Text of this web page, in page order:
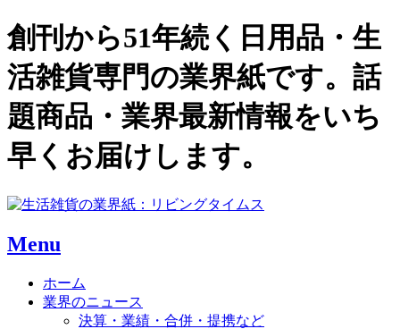
創刊から51年続く日用品・生
活雑貨専門の業界紙です。話
題商品・業界最新情報をいち
早くお届けします。
Menu
ホーム
業界のニュース
決算・業績・合併・提携など